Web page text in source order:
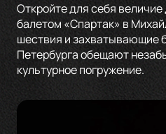
Откройте для себя
балетом «Спартак» в
шествия и захватывающие
Петербурга обещают
культурное погружение.